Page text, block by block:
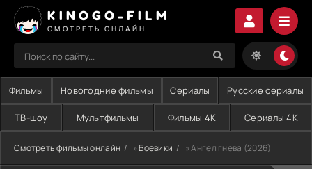
KINOGO-FILM
СМОТРЕТЬ ОНЛАЙН
Фильмы Новогодние фильмы Сериалы Русские сериалы
ТВ-шоу Мультфильмы Фильмы 4K Сериалы 4K
Смотреть фильмы онлайн »Боевики » Ангел гнева (2026)